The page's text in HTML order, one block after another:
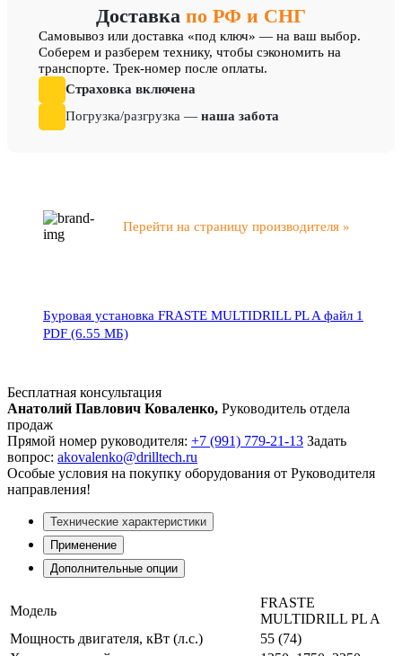
Доставка по РФ и СНГ
Cамовывоз или доставка «под ключ» — на ваш выбор.
Соберем и разберем технику, чтобы сэкономить на
транспорте. Трек-номер после оплаты.
Страховка включена
Погрузка/разгрузка — наша забота
Перейти на страницу производителя »
Буровая установка FRASTE MULTIDRILL PL A файл 1
PDF (6.55 МБ)
Бесплатная консультация
Анатолий Павлович Коваленко, Руководитель отдела
продаж
Прямой номер руководителя: +7 (991) 779-21-13 Задать
вопрос: akovalenko@drilltech.ru
Особые условия на покупку оборудования от Руководителя
направления!
Технические характеристики
Применение
Дополнительные опции
Модель
FRASTE
MULTIDRILL PL A
Мощность двигателя, кВт (л.с.)
55 (74)